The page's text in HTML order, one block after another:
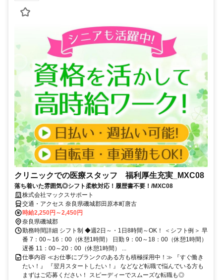
クリニックでの医療スタッフ 福利厚生充実_MXC08
落ち着いた雰囲気◎シフト柔軟対応！履歴書不要！/MXC08
株式会社マックスサポート
交通・アクセス 奈良県磯城郡田原本町唐古
時給2,250円～2,450円
奈良県磯城郡
勤務時間詳細 シフト制 ◆週2日～・1日8時間～OK！ ＜シフト例＞ 早
番 7：00～16：00（休憩1時間） 日勤 9：00～18：00（休憩1時間）
遅番 11：00～20：00（休憩1時間） ...
仕事内容 ≪お仕事にブランクのある方も積極採用中！≫ 『すぐ働き
たい！』 『翌月スタートしたい！』 などなど転職で悩んでいる方も
まずはご応募ください！ スピーディーでスムーズな転職も◎